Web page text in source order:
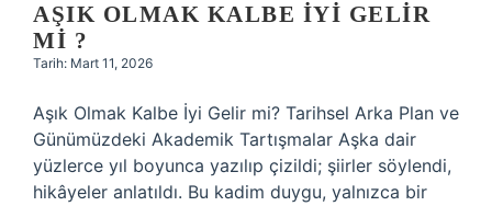
AŞIK OLMAK KALBE IYI GELIR
MI ?
Tarih: Mart 11, 2026
Aşık Olmak Kalbe İyi Gelir mi? Tarihsel Arka Plan ve
Günümüzdeki Akademik Tartışmalar Aşka dair
yüzlerce yıl boyunca yazılıp çizildi; şiirler söylendi,
hikâyeler anlatıldı. Bu kadim duygu, yalnızca bir